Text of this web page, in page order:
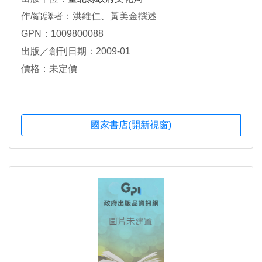
作/編/譯者：洪維仁、黃美金撰述
GPN：1009800088
出版／創刊日期：2009-01
價格：未定價
國家書店(開新視窗)